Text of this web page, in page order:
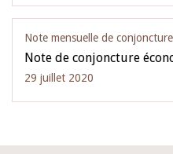
Note mensuelle de conjoncture
Note de conjoncture
29 juillet 2020